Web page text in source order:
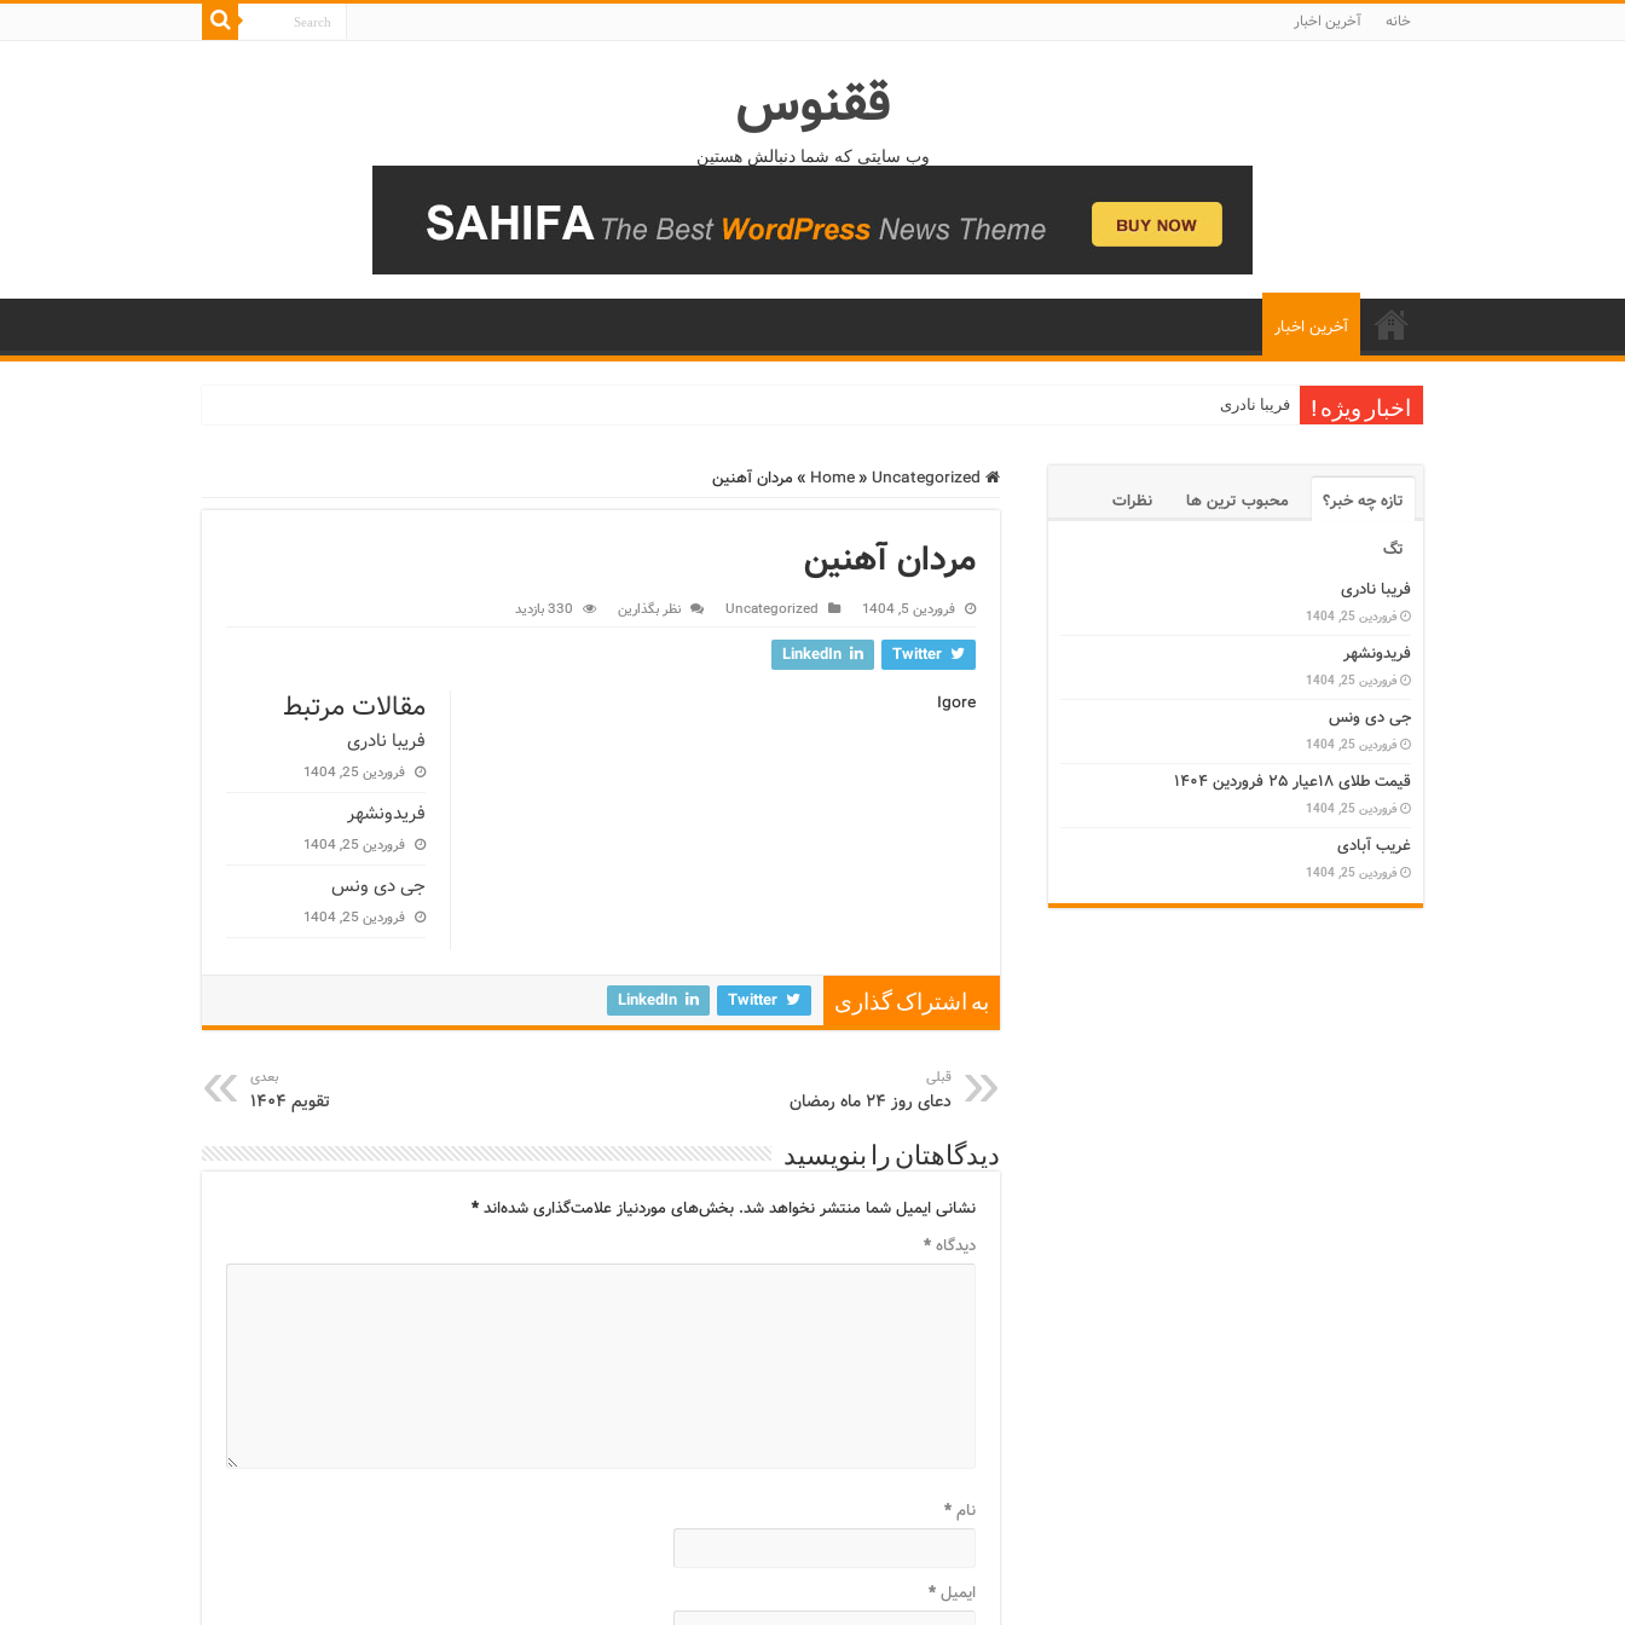
خانه آخرین اخبار
ققنوس
وب سایتی که شما دنبالش هستین
آخرین اخبار
اخبار ویژه ! فریبا نادری
» Uncategorized
»مردان آهنین
مردان آهنین
فروردین 5, 1404 Uncategorized نظر بگذارین 330 بازدید
Twitter
LinkedIn
مقالات مرتبط
فریبا نادری
فروردین 25, 1404
فریدونشهر
فروردین 25, 1404
جی دی ونس
فروردین 25, 1404
Igore
به اشتراک گذاری Twitter
LinkedIn
قبلی
دعای روز ۲۴ ماه رمضان
بعدی
تقویم ۱۴۰۴
دیدگاهتان را بنویسید
نشانی ایمیل شما منتشر نخواهد شد. بخش‌های موردنیاز علامت‌گذاری شده‌اند*
دیدگاه*
نام*
ایمیل*
تازه چه خبر؟ محبوب ترین ها
نظرات
تگ
فریبا نادری
فروردین 25, 1404
فریدونشهر
فروردین 25, 1404
جی دی ونس
فروردین 25, 1404
قیمت طلای ۱۸عیار ۲۵ فروردین ۱۴۰۴
فروردین 25, 1404
غریب آبادی
فروردین 25, 1404